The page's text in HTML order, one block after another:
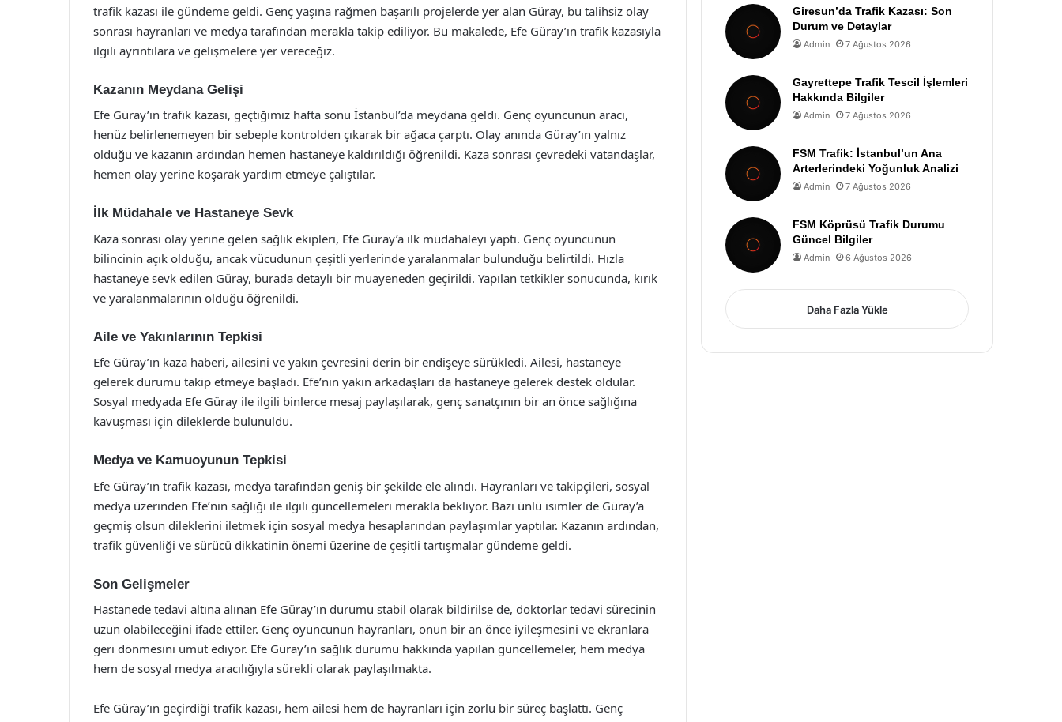
trafik kazası ile gündeme geldi. Genç yaşına rağmen başarılı projelerde yer alan Güray, bu talihsiz olay
sonrası hayranları ve medya tarafından merakla takip ediliyor. Bu makalede, Efe Güray’ın trafik kazasıyla
ilgili ayrıntılara ve gelişmelere yer vereceğiz.
Kazanın Meydana Gelişi
Efe Güray’ın trafik kazası, geçtiğimiz hafta sonu İstanbul’da meydana geldi. Genç oyuncunun aracı,
henüz belirlenemeyen bir sebeple kontrolden çıkarak bir ağaca çarptı. Olay anında Güray’ın yalnız
olduğu ve kazanın ardından hemen hastaneye kaldırıldığı öğrenildi. Kaza sonrası çevredeki vatandaşlar,
hemen olay yerine koşarak yardım etmeye çalıştılar.
İlk Müdahale ve Hastaneye Sevk
Kaza sonrası olay yerine gelen sağlık ekipleri, Efe Güray’a ilk müdahaleyi yaptı. Genç oyuncunun
bilincinin açık olduğu, ancak vücudunun çeşitli yerlerinde yaralanmalar bulunduğu belirtildi. Hızla
hastaneye sevk edilen Güray, burada detaylı bir muayeneden geçirildi. Yapılan tetkikler sonucunda, kırık
ve yaralanmalarının olduğu öğrenildi.
Aile ve Yakınlarının Tepkisi
Efe Güray’ın kaza haberi, ailesini ve yakın çevresini derin bir endişeye sürükledi. Ailesi, hastaneye
gelerek durumu takip etmeye başladı. Efe’nin yakın arkadaşları da hastaneye gelerek destek oldular.
Sosyal medyada Efe Güray ile ilgili binlerce mesaj paylaşılarak, genç sanatçının bir an önce sağlığına
kavuşması için dileklerde bulunuldu.
Medya ve Kamuoyunun Tepkisi
Efe Güray’ın trafik kazası, medya tarafından geniş bir şekilde ele alındı. Hayranları ve takipçileri, sosyal
medya üzerinden Efe’nin sağlığı ile ilgili güncellemeleri merakla bekliyor. Bazı ünlü isimler de Güray’a
geçmiş olsun dileklerini iletmek için sosyal medya hesaplarından paylaşımlar yaptılar. Kazanın ardından,
trafik güvenliği ve sürücü dikkatinin önemi üzerine de çeşitli tartışmalar gündeme geldi.
Son Gelişmeler
Hastanede tedavi altına alınan Efe Güray’ın durumu stabil olarak bildirilse de, doktorlar tedavi sürecinin
uzun olabileceğini ifade ettiler. Genç oyuncunun hayranları, onun bir an önce iyileşmesini ve ekranlara
geri dönmesini umut ediyor. Efe Güray’ın sağlık durumu hakkında yapılan güncellemeler, hem medya
hem de sosyal medya aracılığıyla sürekli olarak paylaşılmakta.
Efe Güray’ın geçirdiği trafik kazası, hem ailesi hem de hayranları için zorlu bir süreç başlattı. Genç
Giresun’da Trafik Kazası: Son
Durum ve Detaylar
Admin 7 Ağustos 2026
Gayrettepe Trafik Tescil İşlemleri
Hakkında Bilgiler
Admin 7 Ağustos 2026
FSM Trafik: İstanbul’un Ana
Arterlerindeki Yoğunluk Analizi
Admin 7 Ağustos 2026
FSM Köprüsü Trafik Durumu
Güncel Bilgiler
Admin 6 Ağustos 2026
Daha Fazla Yükle